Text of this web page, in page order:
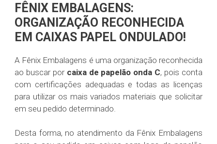
FÊNIX EMBALAGENS:
ORGANIZAÇÃO RECONHECIDA
EM CAIXAS PAPEL ONDULADO!
A Fênix Embalagens é uma organização reconhecida
ao buscar por caixa de papelão onda C, pois conta
com certificações adequadas e todas as licenças
para utilizar os mais variados materiais que solicitar
em seu pedido determinado.
Desta forma, no atendimento da Fênix Embalagens